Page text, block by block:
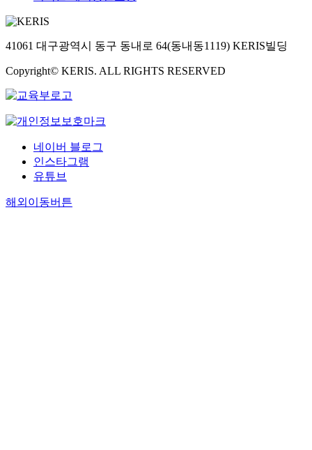
41061 대구광역시 동구 동내로 64(동내동1119) KERIS빌딩
Copyright© KERIS. ALL RIGHTS RESERVED
네이버 블로그
인스타그램
유튜브
해외이동버튼